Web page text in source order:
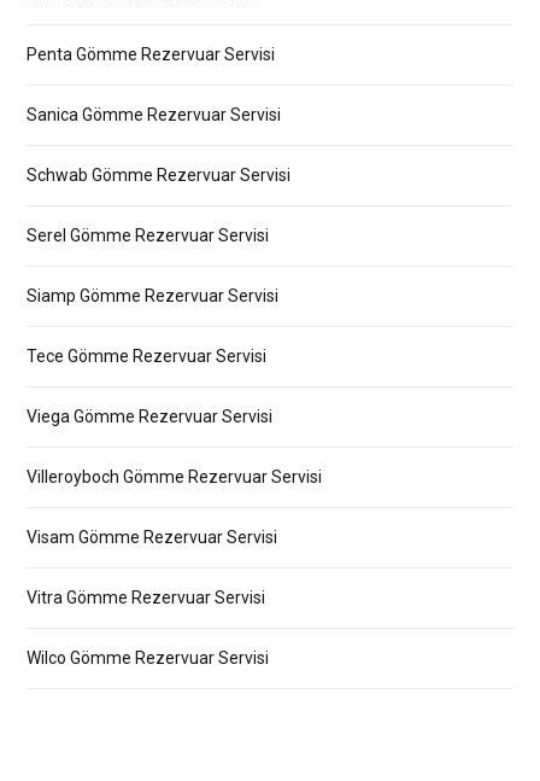
Penta Gömme Rezervuar Servisi
Sanica Gömme Rezervuar Servisi
Schwab Gömme Rezervuar Servisi
Serel Gömme Rezervuar Servisi
Siamp Gömme Rezervuar Servisi
Tece Gömme Rezervuar Servisi
Viega Gömme Rezervuar Servisi
Villeroyboch Gömme Rezervuar Servisi
Visam Gömme Rezervuar Servisi
Vitra Gömme Rezervuar Servisi
Wilco Gömme Rezervuar Servisi